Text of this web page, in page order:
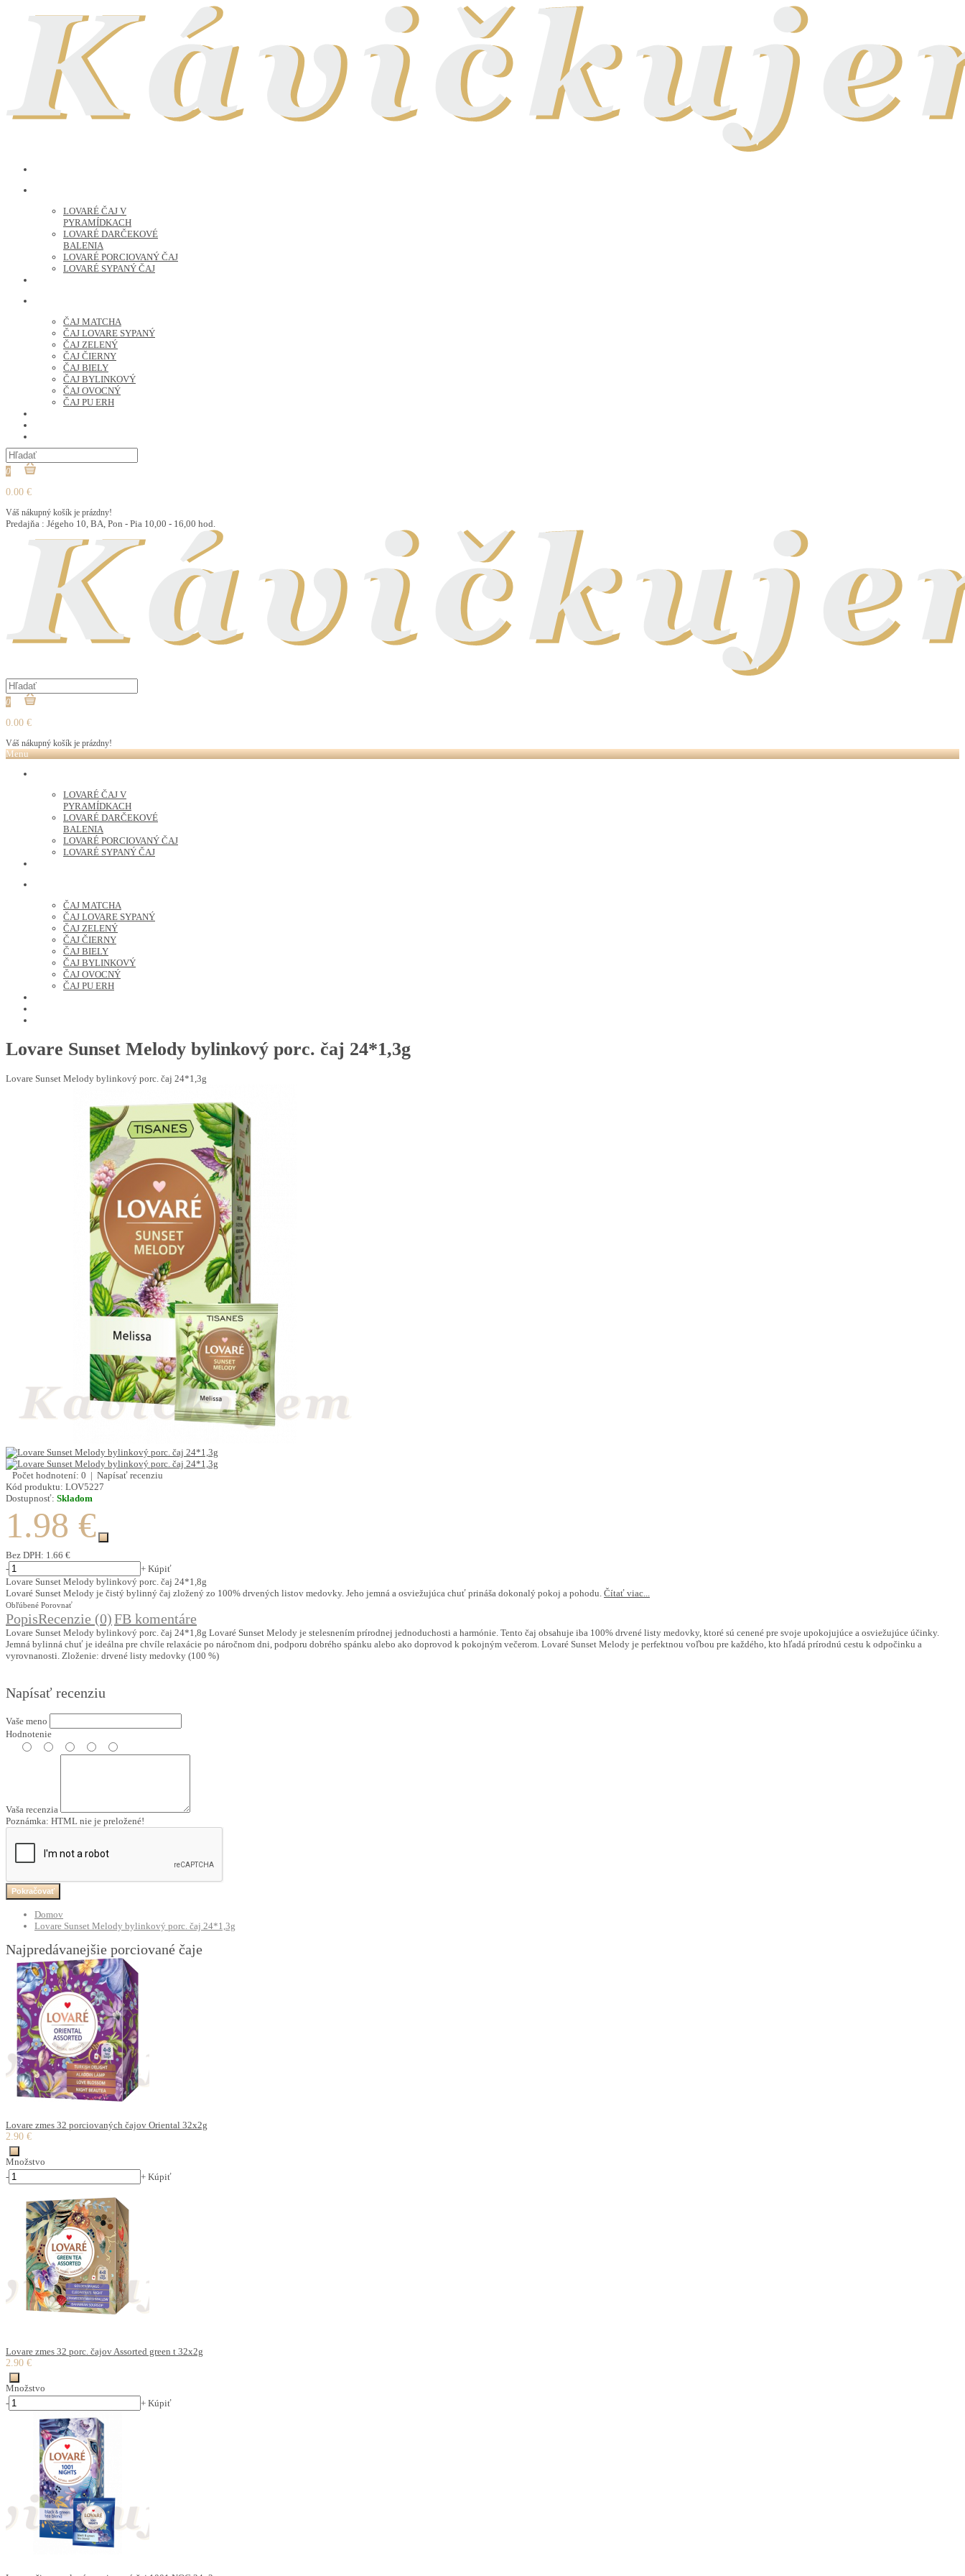
LOVARÉ ČAJ V
PYRAMÍDKACH
LOVARÉ DARČEKOVÉ
BALENIA
LOVARÉ PORCIOVANÝ ČAJ
LOVARÉ SYPANÝ ČAJ
ČAJ MATCHA
ČAJ LOVARE SYPANÝ
ČAJ ZELENÝ
ČAJ ČIERNY
ČAJ BIELY
ČAJ BYLINKOVÝ
ČAJ OVOCNÝ
ČAJ PU ERH
0
0.00 €
Váš nákupný košík je prázdny!
Predajňa : Jégeho 10, BA, Pon - Pia 10,00 - 16,00 hod.
0
0.00 €
Váš nákupný košík je prázdny!
Menu
LOVARÉ ČAJ V
PYRAMÍDKACH
LOVARÉ DARČEKOVÉ
BALENIA
LOVARÉ PORCIOVANÝ ČAJ
LOVARÉ SYPANÝ ČAJ
ČAJ MATCHA
ČAJ LOVARE SYPANÝ
ČAJ ZELENÝ
ČAJ ČIERNY
ČAJ BIELY
ČAJ BYLINKOVÝ
ČAJ OVOCNÝ
ČAJ PU ERH
Lovare Sunset Melody bylinkový porc. čaj 24*1,3g
Lovare Sunset Melody bylinkový porc. čaj 24*1,3g
Počet hodnotení: 0 | Napísať recenziu
Kód produktu: LOV5227
Dostupnosť: Skladom
1.98 €
Bez DPH: 1.66 €
-
+ Kúpiť
Lovare Sunset Melody bylinkový porc. čaj 24*1,8g
Lovaré Sunset Melody je čistý bylinný čaj zložený zo 100% drvených listov medovky. Jeho jemná a osviežujúca chuť prináša dokonalý pokoj a pohodu. Čítať viac...
Obľúbené Porovnať
PopisRecenzie (0)FB komentáre
Lovare Sunset Melody bylinkový porc. čaj 24*1,8g Lovaré Sunset Melody je stelesnením prírodnej jednoduchosti a harmónie. Tento čaj obsahuje iba 100% drvené listy medovky, ktoré sú cenené pre svoje upokojujúce a osviežujúce účinky.
Jemná bylinná chuť je ideálna pre chvíle relaxácie po náročnom dni, podporu dobrého spánku alebo ako doprovod k pokojným večerom. Lovaré Sunset Melody je perfektnou voľbou pre každého, kto hľadá prírodnú cestu k odpočinku a
vyrovnanosti. Zloženie: drvené listy medovky (100 %)
Napísať recenziu
Vaše meno
Hodnotenie
Vaša recenzia
Poznámka: HTML nie je preložené!
Pokračovať
Domov
Lovare Sunset Melody bylinkový porc. čaj 24*1,3g
Najpredávanejšie porciované čaje
Lovare zmes 32 porciovaných čajov Oriental 32x2g
2.90 €
Množstvo
-
+ Kúpiť
Lovare zmes 32 porc. čajov Assorted green t 32x2g
2.90 €
Množstvo
-
+ Kúpiť